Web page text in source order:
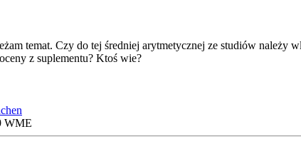
temat. Czy do tej średniej arytmetycznej ze studiów należy
z suplementu? Ktoś wie?
WME